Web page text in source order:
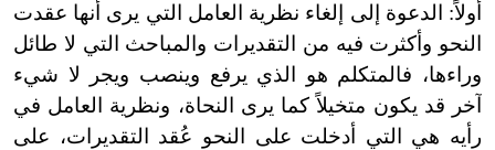
أولاً: الدعوة إلى إلغاء نظرية العامل التي يرى أنها عقدت
النحو وأكثرت فيه من التقديرات والمباحث التي لا طائل
وراءها، فالمتكلم هو الذي يرفع وينصب ويجر لا شيء
آخر قد يكون متخيلاً كما يرى النحاة، ونظرية العامل في
رأيه هي التي أدخلت على النحو عُقد التقديرات، على